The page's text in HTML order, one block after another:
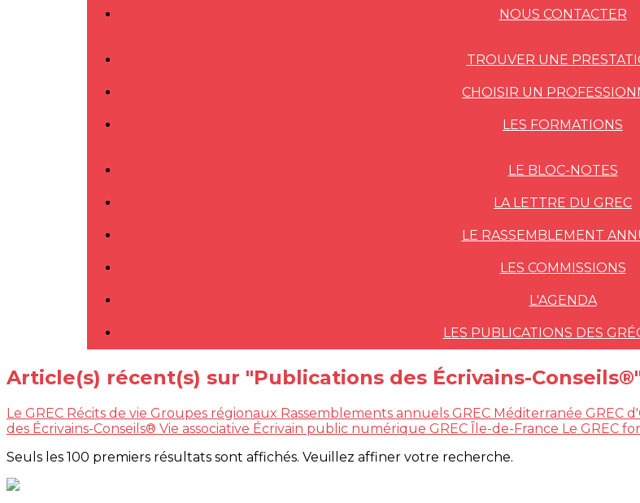
NOUS CONTACTER
TROUVER UNE
CHOISIR UN
LES FORMATIONS
LE BLOC-NOTES
LA LETTRE DU GREC
LE RASSEMBLEMENT
LES COMMISSIONS
L'AGENDA
LES PUBLICATIONS DES
Article(s) récent(s) sur "Publications des Écrivains-
Le GREC Récits de vie Groupes régionaux Rassemblements annuels GREC Méditerranée GREC
des Écrivains-Conseils® Vie associative Écrivain public numérique GREC Île-de-France Le GREC
Seuls les 100 premiers résultats sont affichés. Veuillez affiner votre recherche.